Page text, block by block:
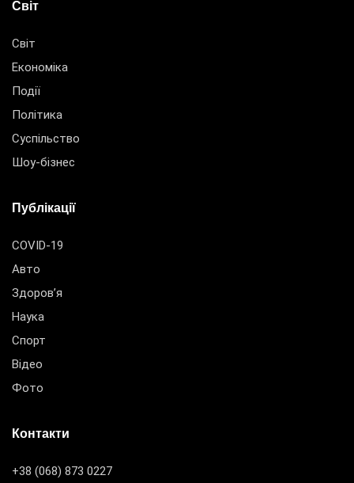
Світ
Світ
Економіка
Події
Політика
Суспільство
Шоу-бізнес
Публікації
COVID-19
Авто
Здоров’я
Наука
Спорт
Відео
Фото
Контакти
+38 (068) 873 0227